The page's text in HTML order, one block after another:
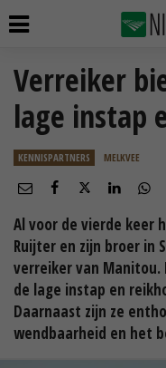
Verreiker
lage instap
KENNISPARTNERS MELKVEE
Al voor de vierde keer
Ruijter en zijn broer in
verreiker van
de lage instap en
Daarnaast zijn ze
wendbaarheid en het